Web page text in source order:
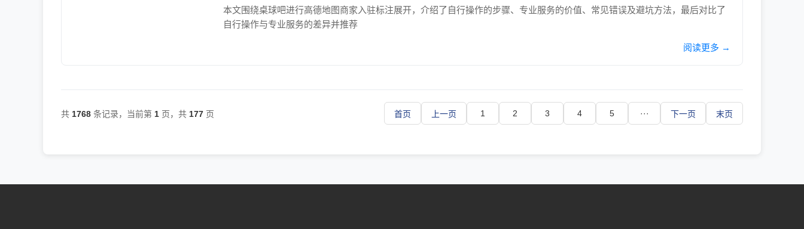
本文围绕桌球吧进行高德地图商家入驻标注展开，介绍了自行操作的步骤、专业服务的价值、常见错误及避坑方法，最后对比了
自行操作与专业服务的差异并推荐
阅读更多 →
共 1768 条记录，当前第 1 页，共 177 页 首页 上一页 1 2 3 4 5 ··· 下一页 末页